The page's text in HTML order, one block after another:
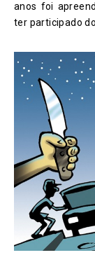
anos foi
ter participado